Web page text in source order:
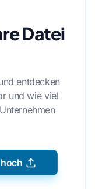
Datei
entdecken
und wie viel